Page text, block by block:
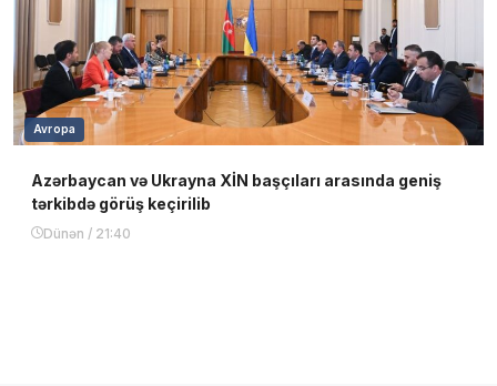
Avropa
Azərbaycan və Ukrayna XİN başçıları arasında geniş
tərkibdə görüş keçirilib
Dünən / 21:40